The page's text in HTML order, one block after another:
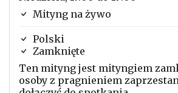
Mityng na żywo
Polski
Zamknięte
Ten mityng jest mityngiem
osoby z pragnieniem